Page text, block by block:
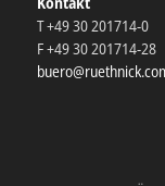
T +49 30 201714-0
F +49 30 201714-28